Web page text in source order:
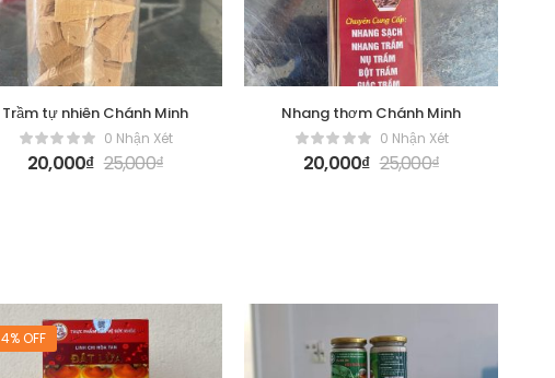
Trầm tự nhiên Chánh Minh
0 Nhận Xét
20,000₫ 25,000₫
Nhang thơm Chánh Minh
0 Nhận Xét
20,000₫ 25,000₫
4% OFF